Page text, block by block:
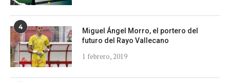
4
Miguel Ángel Morro, el portero del
futuro del Rayo Vallecano
1 febrero, 2019